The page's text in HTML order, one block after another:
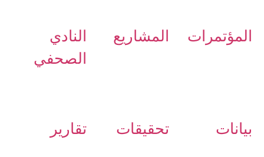
المؤتمرات المشاريع
النادي
الصحفي
بيانات تحقيقات تقارير